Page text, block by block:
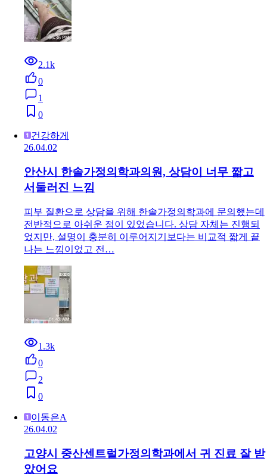
2.1k
0
1
0
건강하게
26.04.02
안산시 한솔가정의학과의원, 상담이 너무 짧고
서둘러진 느낌
피부 질환으로 상담을 위해 한솔가정의학과에 문의했는데
전반적으로 아쉬운 점이 있었습니다. 상담 자체는 진행되
었지만, 설명이 충분히 이루어지기보다는 비교적 짧게 끝
나는 느낌이었고 전…
1.3k
0
2
0
이동은A
26.04.02
고양시 중산센트럴가정의학과에서 귀 진료 잘 받
았어요